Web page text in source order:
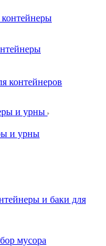
контейнеров
и урны
и урны
и баки для
мусора